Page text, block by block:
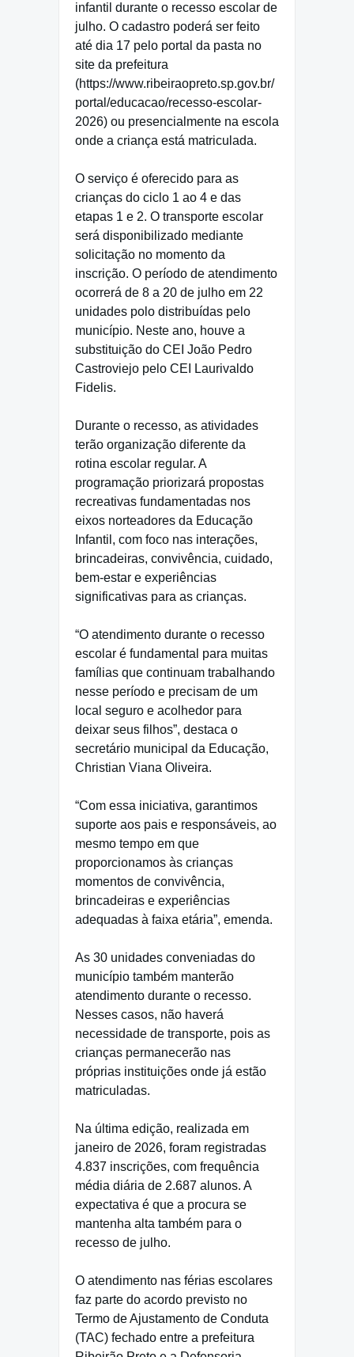
infantil durante o recesso escolar de
julho. O cadastro poderá ser feito
até dia 17 pelo portal da pasta no
site da prefeitura
(https://www.ribeiraopreto.sp.gov.br/
portal/educacao/recesso-escolar-
2026) ou presencialmente na escola
onde a criança está matriculada.
O serviço é oferecido para as
crianças do ciclo 1 ao 4 e das
etapas 1 e 2. O transporte escolar
será disponibilizado mediante
solicitação no momento da
inscrição. O período de atendimento
ocorrerá de 8 a 20 de julho em 22
unidades polo distribuídas pelo
município. Neste ano, houve a
substituição do CEI João Pedro
Castroviejo pelo CEI Laurivaldo
Fidelis.
Durante o recesso, as atividades
terão organização diferente da
rotina escolar regular. A
programação priorizará propostas
recreativas fundamentadas nos
eixos norteadores da Educação
Infantil, com foco nas interações,
brincadeiras, convivência, cuidado,
bem-estar e experiências
significativas para as crianças.
“O atendimento durante o recesso
escolar é fundamental para muitas
famílias que continuam trabalhando
nesse período e precisam de um
local seguro e acolhedor para
deixar seus filhos”, destaca o
secretário municipal da Educação,
Christian Viana Oliveira.
“Com essa iniciativa, garantimos
suporte aos pais e responsáveis, ao
mesmo tempo em que
proporcionamos às crianças
momentos de convivência,
brincadeiras e experiências
adequadas à faixa etária”, emenda.
As 30 unidades conveniadas do
município também manterão
atendimento durante o recesso.
Nesses casos, não haverá
necessidade de transporte, pois as
crianças permanecerão nas
próprias instituições onde já estão
matriculadas.
Na última edição, realizada em
janeiro de 2026, foram registradas
4.837 inscrições, com frequência
média diária de 2.687 alunos. A
expectativa é que a procura se
mantenha alta também para o
recesso de julho.
O atendimento nas férias escolares
faz parte do acordo previsto no
Termo de Ajustamento de Conduta
(TAC) fechado entre a prefeitura